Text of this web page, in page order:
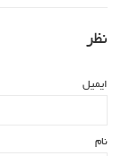
نظر
ایمیل
نام